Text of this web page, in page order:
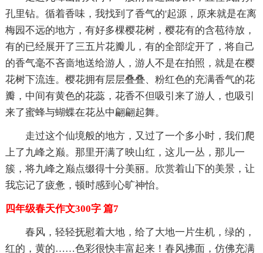
孔里钻。循着香味，我找到了香气的'起源，原来就是在离
梅园不远的地方，有好多棵樱花树，樱花有的含苞待放，
有的已经展开了三五片花瓣儿，有的全部绽开了，将自己
的香气毫不吝啬地送给游人，游人不是在拍照，就是在樱
花树下流连。樱花拥有层层叠叠、粉红色的充满香气的花
瓣，中间有黄色的花蕊，花香不但吸引来了游人，也吸引
来了蜜蜂与蝴蝶在花丛中翩翩起舞。
走过这个仙境般的地方，又过了一个多小时，我们爬
上了九峰之巅。那里开满了映山红，这儿一丛，那儿一
簇，将九峰之巅点缀得十分美丽。欣赏着山下的美景，让
我忘记了疲惫，顿时感到心旷神怡。
四年级春天作文300字 篇7
春风，轻轻抚慰着大地，给了大地一片生机，绿的，
红的，黄的……色彩很快丰富起来！春风拂面，仿佛充满